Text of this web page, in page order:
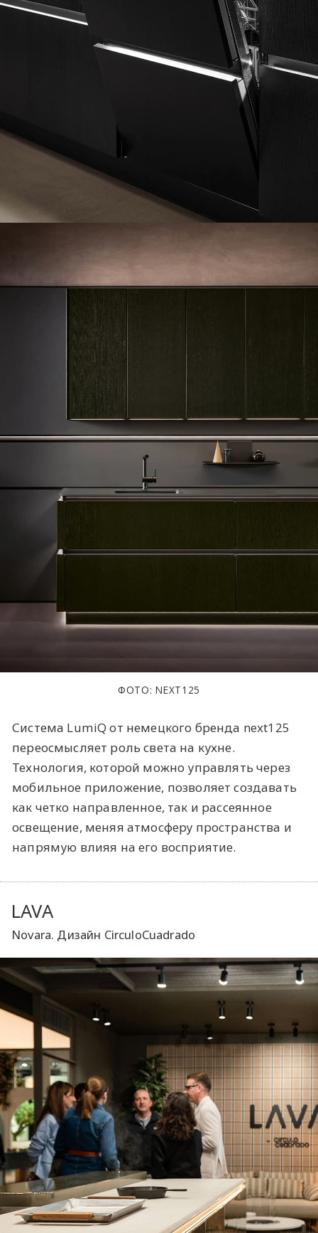
ФОТО: NEXT125
Система LumiQ от немецкого бренда next125
переосмысляет роль света на кухне.
Технология, которой можно управлять через
мобильное приложение, позволяет создавать
как четко направленное, так и рассеянное
освещение, меняя атмосферу пространства и
напрямую влияя на его восприятие.
LAVA
Novara. Дизайн CirculoCuadrado